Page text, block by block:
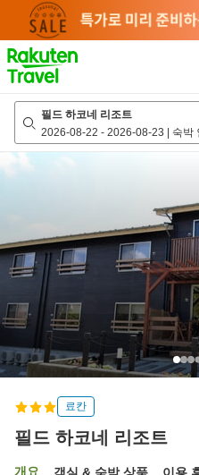
page
필드 하코네 리조트
2026-08-22 - 2026-08-23 | 숙박
료칸
필드 하코네 리조트
개요 객실 & 숙박 상품 이용